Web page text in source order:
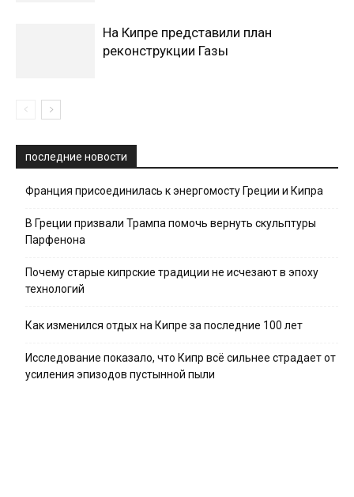
На Кипре представили план
реконструкции Газы
последние новости
Франция присоединилась к энергомосту Греции и Кипра
В Греции призвали Трампа помочь вернуть скульптуры
Парфенона
Почему старые кипрские традиции не исчезают в эпоху
технологий
Как изменился отдых на Кипре за последние 100 лет
Исследование показало, что Кипр всё сильнее страдает от
усиления эпизодов пустынной пыли